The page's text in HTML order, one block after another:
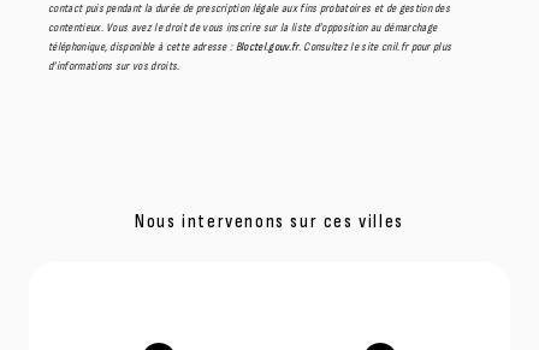
contact puis pendant la durée de prescription légale aux fins probatoires et de gestion des
contentieux. Vous avez le droit de vous inscrire sur la liste d'opposition au démarchage
téléphonique, disponible à cette adresse :Bloctel.gouv.fr. Consultez le site cnil.fr pour plus
d’informations sur vos droits.
Nous intervenons sur ces villes